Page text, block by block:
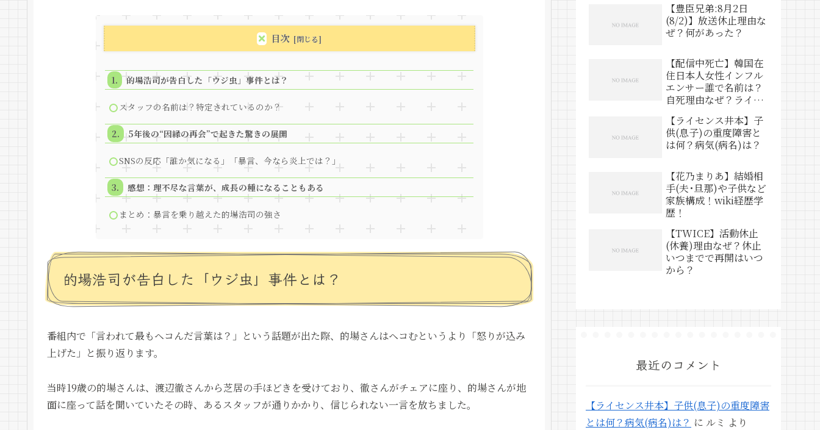
目次
的場浩司が告白した「ウジ虫」事件とは？
スタッフの名前は？特定されているのか？
5年後の“因縁の再会”で起きた驚きの展開
SNSの反応「誰か気になる」「暴言、今なら炎上では？」
感想：理不尽な言葉が、成長の種になることもある
まとめ：暴言を乗り越えた的場浩司の強さ
的場浩司が告白した「ウジ虫」事件とは？
番組内で「言われて最もヘコんだ言葉は？」という話題が出た際、的場さんはヘコむというより「怒りが込み
上げた」と振り返ります。
当時19歳の的場さんは、渡辺徹さんから芝居の手ほどきを受けており、徹さんがチェアに座り、的場さんが地
面に座って話を聞いていたその時、あるスタッフが通りかかり、信じられない一言を放ちました。
【豊臣兄弟:8月2日
(8/2)】放送休止理由な
ぜ？何があった？
【配信中死亡】韓国在
住日本人女性インフル
エンサー誰で名前は？
自死理由なぜ？ライブ
【ライセンス井本】子
供(息子)の重度障害と
は何？病気(病名)は？
【花乃まりあ】結婚相
手(夫･旦那)や子供など
家族構成！wiki経歴学
歴！
【TWICE】活動休止
(休養)理由なぜ？休止
いつまでで再開はいつ
から？
最近のコメント
【ライセンス井本】子供(息子)の重度障害
とは何？病気(病名)は？ に ルミ より